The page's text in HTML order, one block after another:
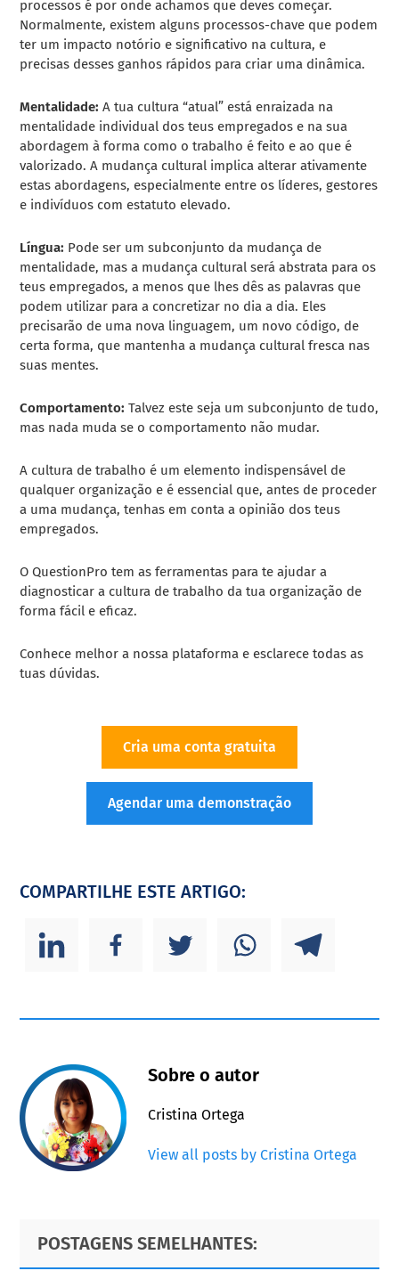
processos é por onde achamos que deves começar.
Normalmente, existem alguns processos-chave que podem
ter um impacto notório e significativo na cultura, e
precisas desses ganhos rápidos para criar uma dinâmica.
Mentalidade:A tua cultura “atual” está enraizada na
mentalidade individual dos teus empregados e na sua
abordagem à forma como o trabalho é feito e ao que é
valorizado. A mudança cultural implica alterar ativamente
estas abordagens, especialmente entre os líderes, gestores
e indivíduos com estatuto elevado.
Língua: Pode ser um subconjunto da mudança de
mentalidade, mas a mudança cultural será abstrata para os
teus empregados, a menos que lhes dês as palavras que
podem utilizar para a concretizar no dia a dia. Eles
precisarão de uma nova linguagem, um novo código, de
certa forma, que mantenha a mudança cultural fresca nas
suas mentes.
Comportamento:Talvez este seja um subconjunto de tudo,
mas nada muda se o comportamento não mudar.
A cultura de trabalho é um elemento indispensável de
qualquer organização e é essencial que, antes de proceder
a uma mudança, tenhas em conta a opinião dos teus
empregados.
O QuestionPro tem as ferramentas para te ajudar a
diagnosticar a cultura de trabalho da tua organização de
forma fácil e eficaz.
Conhece melhor a nossa plataforma e esclarece todas as
tuas dúvidas.
Cria uma conta gratuita
Agendar uma demonstração
COMPARTILHE ESTE ARTIGO:
Sobre o autor
Cristina Ortega
View all posts by Cristina Ortega
Primary
Sidebar
Footer
POSTAGENS SEMELHANTES: